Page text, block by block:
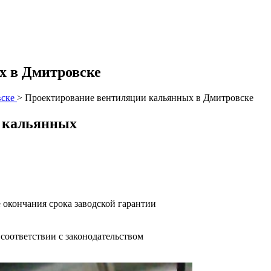
в Дмитровске
> Проектирование вентиляции кальянных в Дмитровске
кальянных
срока заводской гарантии
с законодательством